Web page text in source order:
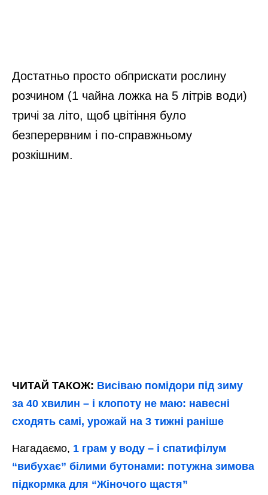
Достатньо просто обприскати рослину
розчином (1 чайна ложка на 5 літрів води)
тричі за літо, щоб цвітіння було
безперервним і по-справжньому
розкішним.
ЧИТАЙ ТАКОЖ: Висіваю помідори під зиму
за 40 хвилин – і клопоту не маю: навесні
сходять самі, урожай на 3 тижні раніше
Нагадаємо, 1 грам у воду – і спатифілум
“вибухає” білими бутонами: потужна зимова
підкормка для “Жіночого щастя”